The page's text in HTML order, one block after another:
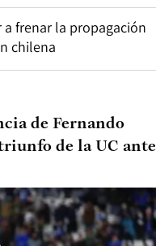
frenar la propagación
chilena
de Fernando
de la UC ante